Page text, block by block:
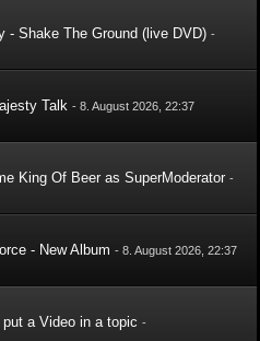
- Shake The Ground (live DVD) -
Talk -8. August 2026, 22:37
King Of Beer as SuperModerator -
- New Album -8. August 2026, 22:37
put a Video in a topic -